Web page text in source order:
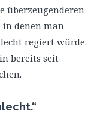
überzeugenderen
in denen man
regiert würde.
bereits seit